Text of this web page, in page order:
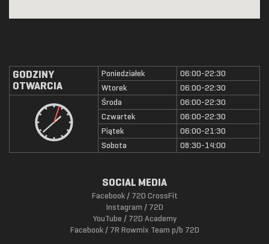
GODZINY
OTWARCIA
Poniedziałek
06:00-22:30
Wtorek
06:00-22:30
Środa
06:00-22:30
Czwartek
06:00-22:30
Piątek
06:00-21:30
Sobota
08:30-14:00
SOCIAL MEDIA
Facebook / 72D CrossFit
Instagram / 72D
YouTube / 72D Academy
Facebook / 7R Rowmix Team p/b 72D